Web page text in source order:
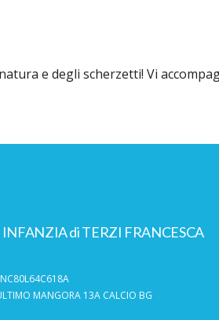
e degli scherzetti! Vi
di TERZI FRANCESCA
MANGORA 13A CALCIO BG